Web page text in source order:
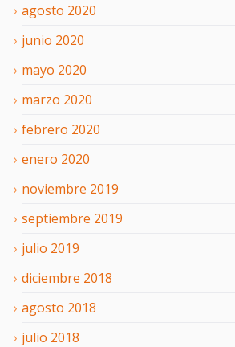
agosto 2020
junio 2020
mayo 2020
marzo 2020
febrero 2020
enero 2020
noviembre 2019
septiembre 2019
julio 2019
diciembre 2018
agosto 2018
julio 2018